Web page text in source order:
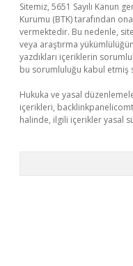
Sitemiz, 5651 Sayılı Kanun
Kurumu (BTK) tarafından
vermektedir. Bu nedenle,
veya araştırma
yazdıkları içeriklerin
bu sorumluluğu kabul etmiş
Hukuka ve yasal
içerikleri,
halinde, ilgili içerikler yasal